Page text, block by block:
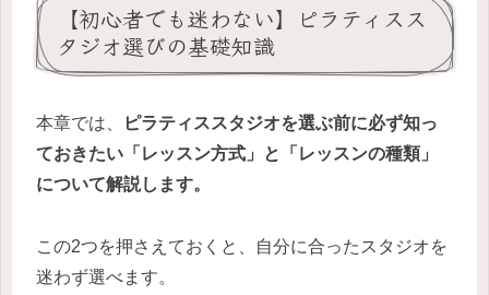
【初心者でも迷わない】ピラティスス
タジオ選びの基礎知識
本章では、
ピラティススタジオを選ぶ前に必ず知っ
ておきたい「レッスン方式」と「レッスンの種類」
について解説します。
この2つを押さえておくと、自分に合ったスタジオを
迷わず選べます。